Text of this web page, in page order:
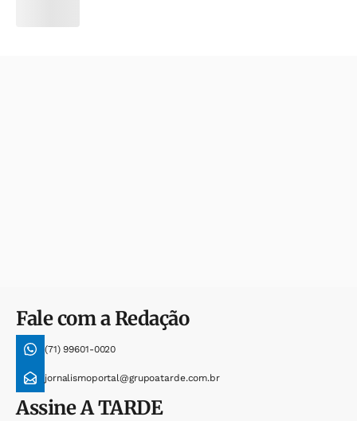
Fale com a Redação
(71) 99601-0020
jornalismoportal@grupoatarde.com.br
AssineA TARDE